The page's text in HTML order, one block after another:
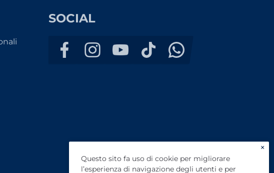
SOCIAL
×
Questo sito fa uso di cookie per migliorare
l’esperienza di navigazione degli utenti e per